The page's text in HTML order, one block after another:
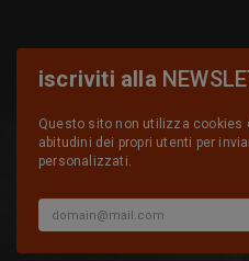
iscriviti alla
Questo sito non utilizza cookies
abitudini dei propri utenti per
personalizzati.